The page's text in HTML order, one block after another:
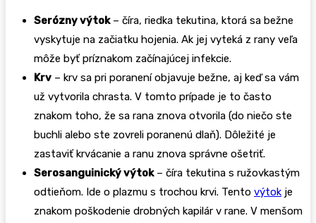
Serózny výtok– číra, riedka tekutina, ktorá sa bežne
vyskytuje na začiatku hojenia. Ak jej vyteká z rany veľa
môže byť príznakom začínajúcej infekcie.
Krv – krv sa pri poranení objavuje bežne, aj keď sa vám
už vytvorila chrasta. V tomto prípade je to často
znakom toho, že sa rana znova otvorila (do niečo ste
buchli alebo ste zovreli poranenú dlaň). Dôležité je
zastaviť krvácanie a ranu znova správne ošetriť.
Serosanguinický výtok– číra tekutina s ružovkastým
odtieňom. Ide o plazmu s trochou krvi. Tento výtok je
znakom poškodenie drobných kapilár v rane. V menšom